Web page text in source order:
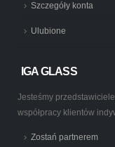
Szczegóły konta
Ulubione
IGA GLASS
Jesteśmy
współpracy klientów
Zostań partnerem